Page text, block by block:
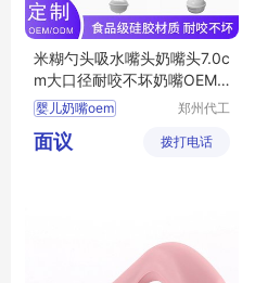
米糊勺头吸水嘴头奶嘴头7.0c
m大口径耐咬不坏奶嘴OEM
代工
婴儿奶嘴oem
婴儿奶嘴贴牌
婴儿奶嘴代加工
郑州代工
技有限公
面议 拨打电话